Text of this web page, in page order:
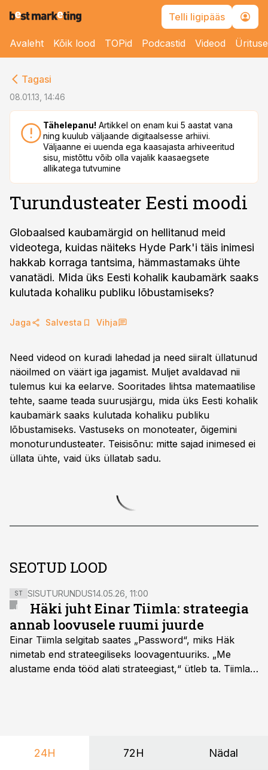
Telli ligipääs
Avaleht Kõik lood TOPid Podcastid Videod
Tagasi
08.01.13, 14:46
Tähelepanu! Artikkel on enam kui 5 aastat vana
ning kuulub väljaande digitaalsesse arhiivi.
Väljaanne ei uuenda ega kaasajasta arhiveeritud
sisu, mistõttu võib olla vajalik kaasaegsete
allikatega tutvumine
Turundusteater Eesti moodi
Globaalsed kaubamärgid on hellitanud meid
videotega, kuidas näiteks Hyde Park'i täis inimesi
hakkab korraga tantsima, hämmastamaks ühte
vanatädi. Mida üks Eesti kohalik kaubamärk saaks
kulutada kohaliku publiku lõbustamiseks?
Jaga Salvesta Vihja
Need videod on kuradi lahedad ja need siiralt üllatunud
näoilmed on väärt iga jagamist. Muljet avaldavad nii
tulemus kui ka eelarve. Sooritades lihtsa matemaatilise
tehte, saame teada suurusjärgu, mida üks Eesti kohalik
kaubamärk saaks kulutada kohaliku publiku
lõbustamiseks. Vastuseks on monoteater, õigemini
monoturundusteater. Teisisõnu: mitte sajad inimesed ei
üllata ühte, vaid üks üllatab sadu.
SEOTUD LOOD
ST SISUTURUNDUS14.05.26, 11:00
Häki juht Einar Tiimla: strateegia
annab loovusele ruumi juurde
Einar Tiimla selgitab saates „Password“, miks Häk
nimetab end strateegiliseks loovagentuuriks. „Me
alustame enda tööd alati strateegiast,“ ütleb ta. Tiimla
24H 72H Nädal